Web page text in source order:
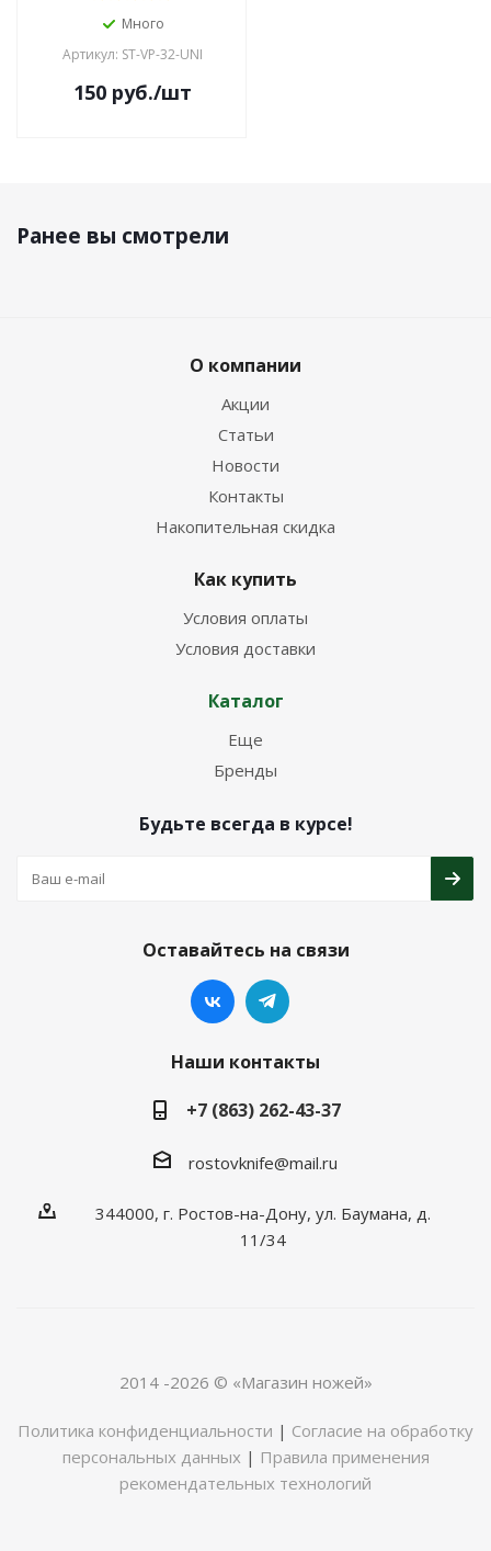
Много
Артикул: ST-VP-32-UNI
150руб./шт
Ранее вы смотрели
О компании
Акции
Статьи
Новости
Контакты
Накопительная скидка
Как купить
Условия оплаты
Условия доставки
Каталог
Еще
Бренды
Будьте всегда в курсе!
Оставайтесь на связи
Наши контакты
+7 (863) 262-43-37
rostovknife@mail.ru
344000, г. Ростов-на-Дону, ул. Баумана, д.
11/34
2014 -2026 © «Магазин ножей»
Политика конфиденциальности | Согласие на обработку
персональных данных | Правила применения
рекомендательных технологий